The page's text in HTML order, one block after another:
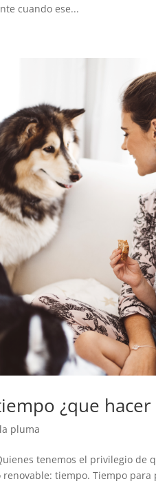
cuando ese...
¿que hacer
pluma
tenemos el privilegio
tiempo. Tiempo